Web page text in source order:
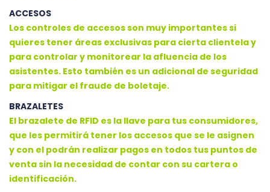
ACCESOS
Los controles de accesos son muy importantes si
quieres tener áreas exclusivas para cierta clientela y
para controlar y monitorear la afluencia de los
asistentes. Esto también es un adicional de seguridad
para mitigar el fraude de boletaje.
BRAZALETES
El brazalete de RFID es la llave para tus consumidores,
que les permitirá tener los accesos que se le asignen
y con el podrán realizar pagos en todos tus puntos de
venta sin la necesidad de contar con su cartera o
identificación.